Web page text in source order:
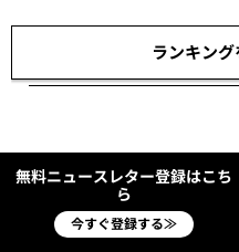
ランキン
無料ニュースレター登録はこち
ら
今すぐ登録する≫